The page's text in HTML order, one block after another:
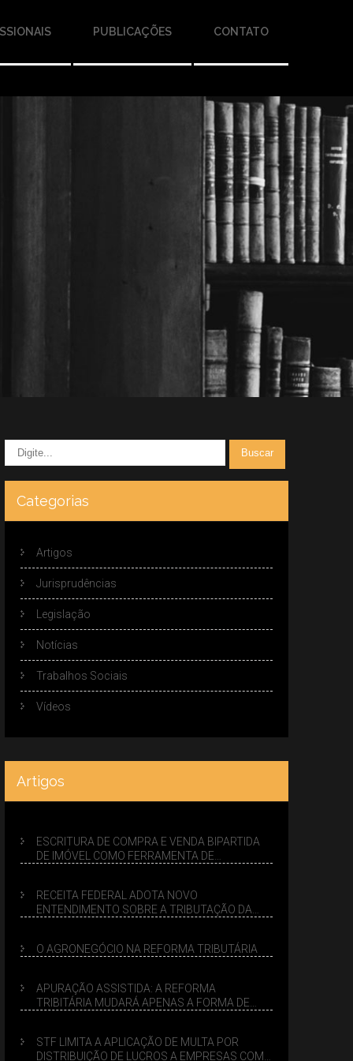
PUBLICAÇÕES CONTATO
Categorias
Artigos
Jurisprudências
Legislação
Notícias
Trabalhos Sociais
Vídeos
Artigos
ESCRITURA DE COMPRA E VENDA BIPARTIDA
DE IMÓVEL COMO FERRAMENTA DE
RECEITA FEDERAL ADOTA NOVO
ENTENDIMENTO SOBRE A TRIBUTAÇÃO DA
O AGRONEGÓCIO NA REFORMA TRIBUTÁRIA
APURAÇÃO ASSISTIDA: A REFORMA
TRIBITÁRIA MUDARÁ APENAS A FORMA DE
STF LIMITA A APLICAÇÃO DE MULTA POR
DISTRIBUIÇÃO DE LUCROS A EMPRESAS COM